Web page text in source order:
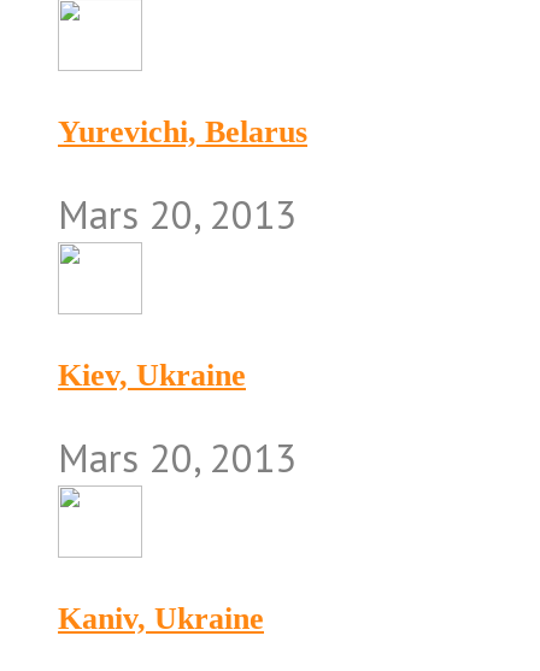
Yurevichi, Belarus
Mars 20, 2013
Kiev, Ukraine
Mars 20, 2013
Kaniv, Ukraine